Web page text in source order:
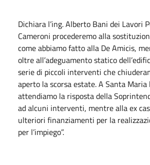
Dichiara l’ing. Alberto Bani dei Lavori
Cameroni procederemo alla
come abbiamo fatto alla De Amicis,
oltre all’adeguamento statico
serie di piccoli interventi che
aperto la scorsa estate. A Santa Maria
attendiamo la risposta della
ad alcuni interventi, mentre alla ex
ulteriori finanziamenti per la
per l’impiego”.